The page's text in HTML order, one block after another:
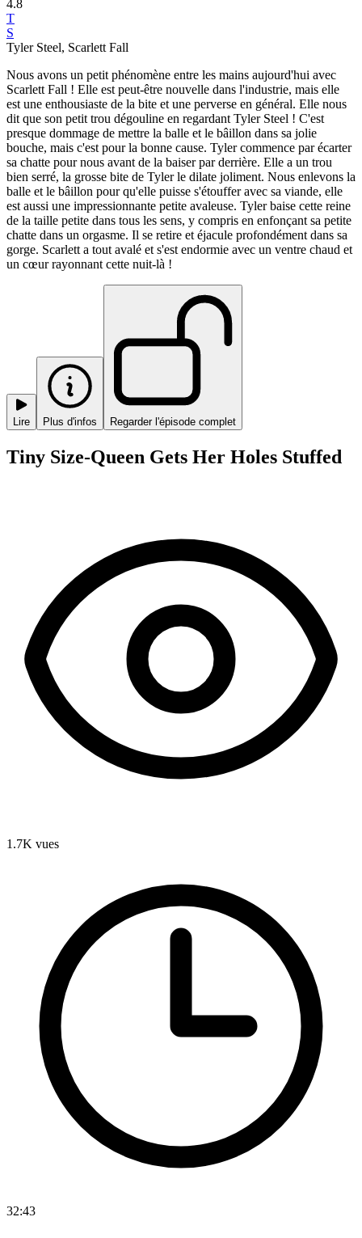
4.8
T
S
Tyler Steel, Scarlett Fall
Nous avons un petit phénomène entre les mains aujourd'hui avec
Scarlett Fall ! Elle est peut-être nouvelle dans l'industrie, mais elle
est une enthousiaste de la bite et une perverse en général. Elle nous
dit que son petit trou dégouline en regardant Tyler Steel ! C'est
presque dommage de mettre la balle et le bâillon dans sa jolie
bouche, mais c'est pour la bonne cause. Tyler commence par écarter
sa chatte pour nous avant de la baiser par derrière. Elle a un trou
bien serré, la grosse bite de Tyler le dilate joliment. Nous enlevons la
balle et le bâillon pour qu'elle puisse s'étouffer avec sa viande, elle
est aussi une impressionnante petite avaleuse. Tyler baise cette reine
de la taille petite dans tous les sens, y compris en enfonçant sa petite
chatte dans un orgasme. Il se retire et éjacule profondément dans sa
gorge. Scarlett a tout avalé et s'est endormie avec un ventre chaud et
un cœur rayonnant cette nuit-là !
Lire Plus d'infos Regarder l'épisode complet
Tiny Size-Queen Gets Her Holes Stuffed
1.7K vues
32:43